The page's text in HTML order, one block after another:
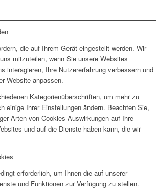
die auf Ihrem Gerät eingestellt werden. Wir
mitzuteilen, wenn Sie unsere Websites
interagieren, Ihre Nutzererfahrung verbessern und
Website anpassen.
Kategorienüberschriften, um mehr zu
einige Ihrer Einstellungen ändern. Beachten Sie,
Arten von Cookies Auswirkungen auf Ihre
und auf die Dienste haben kann, die wir
erforderlich, um Ihnen die auf unserer
und Funktionen zur Verfügung zu stellen.